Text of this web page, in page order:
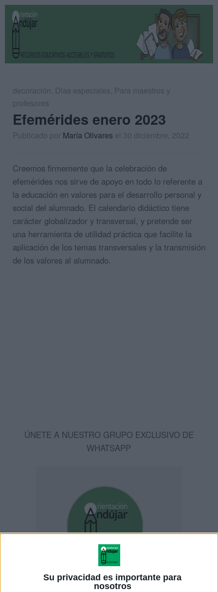
Su privacidad es importante para
nosotros
decoración, Dias especiales, Para maestros y
profesores
Efemérides enero 2023
Publicado por María Olivares el 30 diciembre, 2022
Creemos firmemente que la celebración de
efemérides nos sirve de apoyo en todo lo referente a
la educación en valores para el desarrollo personal y
social del alumnado. El calendario didáctico tiene
carácter globalizador y transversal, y pretende ser
una herramienta de utilidad práctica que facilite la
aplicación de los temas transversales y la transmisión
de los valores al alumnado.
ÚNETE A NUESTRO GRUPO EXCLUSIVO DE
WHATSAPP